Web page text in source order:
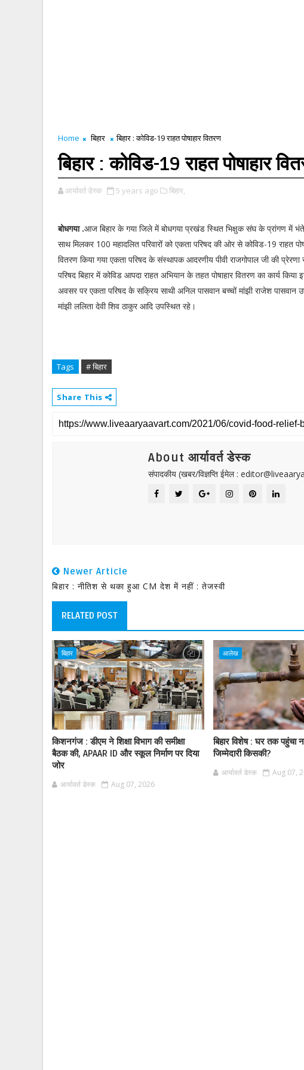
Home बिहार बिहार : कोविड-19 राहत पोषाहार वितरण
बिहार : कोविड-19 राहत पोषाहार
आर्यावर्त डेस्क 5 years ago बिहार,
बोधगया .आज बिहार के गया जिले में बोधगया प्रखंड स्थित भिक्षुक संघ के प्रांगण में
साथ मिलकर 100 महादलित परिवारों को एकता परिषद की ओर से कोविड-19 राहत
वितरण किया गया एकता परिषद के संस्थापक आदरणीय पीवी राजगोपाल जी की
परिषद बिहार में कोविड आपदा राहत अभियान के तहत पोषाहार वितरण का कार्य किया
अवसर पर एकता परिषद के सक्रिय साथी अनिल पासवान बच्चों मांझी राजेश पासवान
मांझी ललिता देवी शिव ठाकुर आदि उपस्थित रहे।
Tags # बिहार
Share This
About आर्यावर्त डेस्क
संपादकीय (खबर/विज्ञप्ति ईमेल :
Newer Article
बिहार : नीतिश से थका हुआ CM देश में नहीं : तेजस्वी
RELATED POST
बिहार
किशनगंज : डीएम ने शिक्षा विभाग की समीक्षा
बैठक की, APAAR ID और स्कूल निर्माण पर दिया
जोर
आर्यावर्त डेस्क Aug 07, 2026
आलेख
बिहार विशेष : घर तक पहुंचा
जिम्मेदारी किसकी?
आर्यावर्त डेस्क Aug 07,